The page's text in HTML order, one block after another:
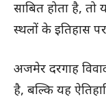
साबित होता है, तो
स्थलों के इतिहास
अजमेर दरगाह
है, बल्कि यह